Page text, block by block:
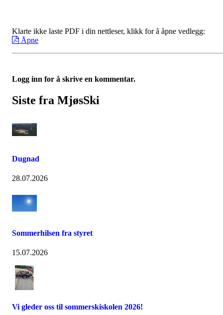
Klarte ikke laste PDF i din nettleser, klikk for å åpne vedlegg:
Åpne
Logg inn for å skrive en kommentar.
Siste fra MjøsSki
Dugnad
28.07.2026
Sommerhilsen fra styret
15.07.2026
Vi gleder oss til sommerskiskolen 2026!